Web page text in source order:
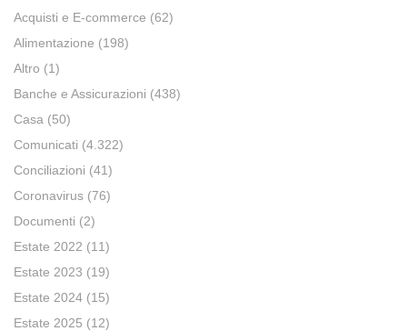
Acquisti e E-commerce (62)
Alimentazione (198)
Altro (1)
Banche e Assicurazioni (438)
Casa (50)
Comunicati (4.322)
Conciliazioni (41)
Coronavirus (76)
Documenti (2)
Estate 2022 (11)
Estate 2023 (19)
Estate 2024 (15)
Estate 2025 (12)